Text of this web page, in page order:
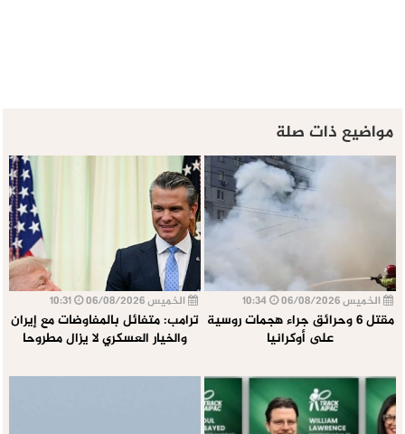
مواضيع ذات صلة
الخميس 06/08/2026
مقتل 6 وحرائق جراء هجمات روسية
على أوكرانيا
الخميس 06/08/2026
ترامب: متفائل بالمفاوضات مع إيران
والخيار العسكري لا يزال مطروحا